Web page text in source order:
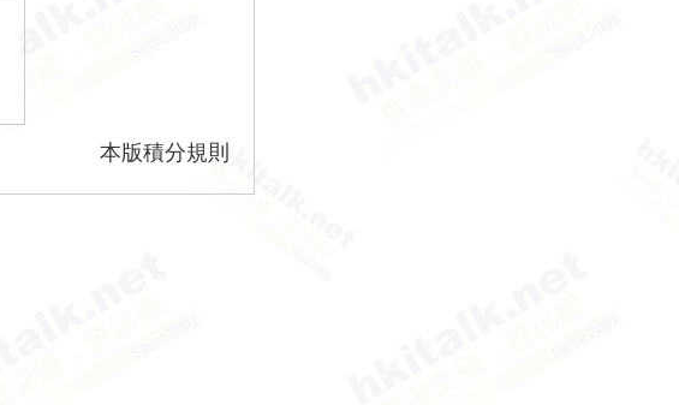
本版積分規則